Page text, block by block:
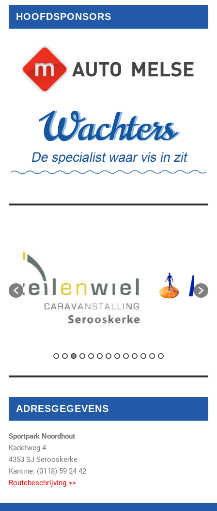
HOOFDSPONSORS
ADRESGEGEVENS
Sportpark Noordhout
Kadetweg 4
4353 SJ Serooskerke
Kantine: (0118) 59 24 42
Routebeschrijving >>